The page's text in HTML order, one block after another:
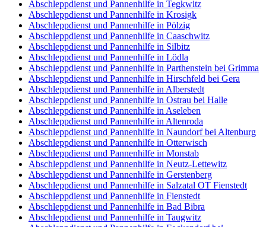
Abschleppdienst und Pannenhilfe in Tegkwitz
Abschleppdienst und Pannenhilfe in Krosigk
Abschleppdienst und Pannenhilfe in Pölzig
Abschleppdienst und Pannenhilfe in Caaschwitz
Abschleppdienst und Pannenhilfe in Silbitz
Abschleppdienst und Pannenhilfe in Lödla
Abschleppdienst und Pannenhilfe in Parthenstein bei Grimma
Abschleppdienst und Pannenhilfe in Hirschfeld bei Gera
Abschleppdienst und Pannenhilfe in Alberstedt
Abschleppdienst und Pannenhilfe in Ostrau bei Halle
Abschleppdienst und Pannenhilfe in Aseleben
Abschleppdienst und Pannenhilfe in Altenroda
Abschleppdienst und Pannenhilfe in Naundorf bei Altenburg
Abschleppdienst und Pannenhilfe in Otterwisch
Abschleppdienst und Pannenhilfe in Monstab
Abschleppdienst und Pannenhilfe in Neutz-Lettewitz
Abschleppdienst und Pannenhilfe in Gerstenberg
Abschleppdienst und Pannenhilfe in Salzatal OT Fienstedt
Abschleppdienst und Pannenhilfe in Fienstedt
Abschleppdienst und Pannenhilfe in Bad Bibra
Abschleppdienst und Pannenhilfe in Taugwitz